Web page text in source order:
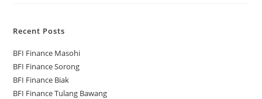
Recent Posts
BFI Finance Masohi
BFI Finance Sorong
BFI Finance Biak
BFI Finance Tulang Bawang